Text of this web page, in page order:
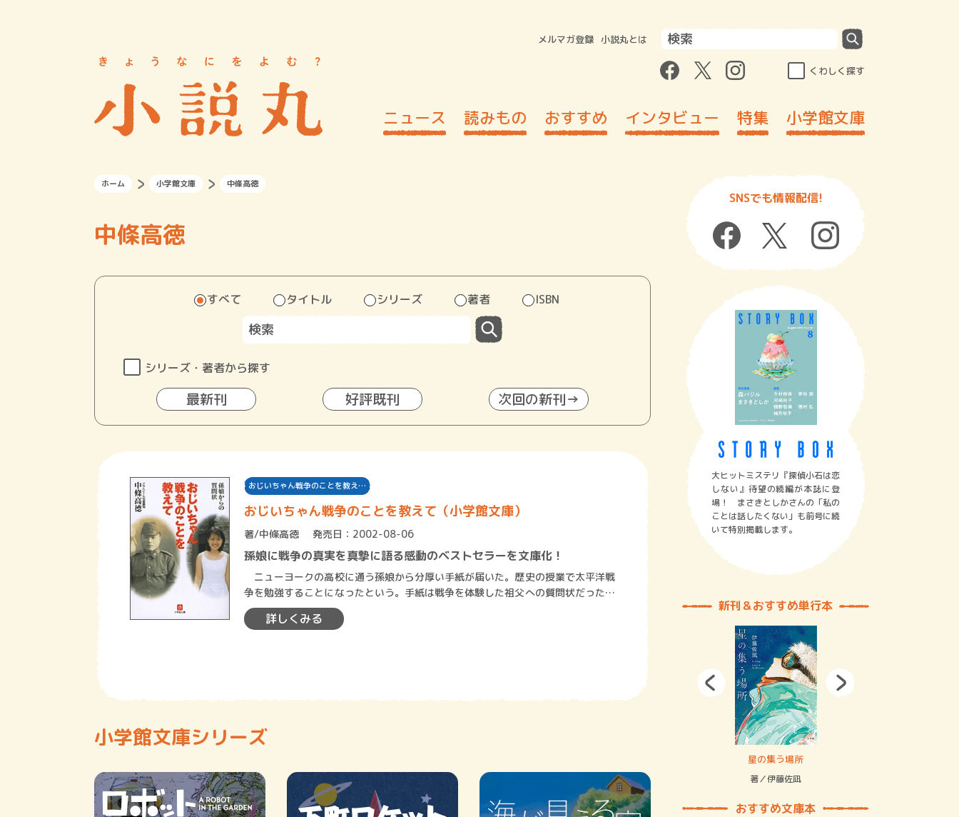
メルマガ登録 小説丸とは
くわしく探す
ニュース 読みもの おすすめ インタビュー 特集 小学館文庫
ホーム 小学館文庫 中條高徳
中條高徳
すべて タイトル シリーズ 著者 ISBN
シリーズ・著者から探す
最新刊 好評既刊 次回の新刊→
おじいちゃん戦争のことを教え…
おじいちゃん戦争のことを教えて（小学館文庫）
著/中條高徳 発売日：2002-08-06
孫娘に戦争の真実を真摯に語る感動のベストセラーを文庫化！
ニューヨークの高校に通う孫娘から分厚い手紙が届いた。歴史の授業で太平洋戦
争を勉強することになったという。手紙は戦争を体験した祖父への質問状だった。
「なぜ軍人の学校に進んだの？」「アメリ…
詳しくみる
小学館文庫シリーズ
SNSでも情報配信!
大ヒットミステリ『探偵小石は恋
しない』待望の続編が本誌に登
場！ まさきとしかさんの「私の
ことは話したくない」も前号に続
いて特別掲載します。
新刊＆おすすめ単行本
著／川瀬七緒
星の集う場所
著／伊藤佐凪
おすすめ文庫本